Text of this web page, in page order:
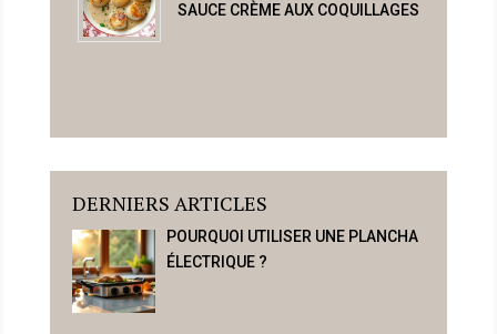
SAUCE CRÈME AUX COQUILLAGES
DERNIERS ARTICLES
POURQUOI UTILISER UNE PLANCHA
ÉLECTRIQUE ?